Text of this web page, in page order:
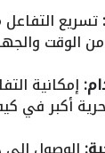
تسريع
الوقت
إمكانية